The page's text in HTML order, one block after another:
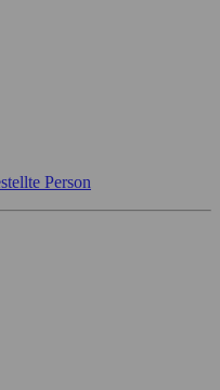
Person